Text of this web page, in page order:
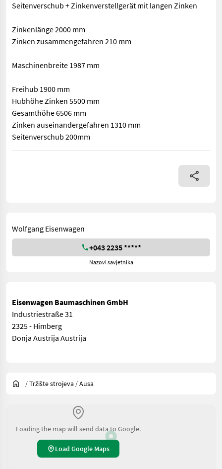
Seitenverschub + Zinkenverstellgerät mit langen Zinken
Zinkenlänge 2000 mm
Zinken zusammengefahren 210 mm
Maschinenbreite 1987 mm
Freihub 1900 mm
Hubhöhe Zinken 5500 mm
Gesamthöhe 6506 mm
Zinken auseinandergefahren 1310 mm
Seitenverschub 200mm
Ausa C500 Hx4 Stapler mit Allradantrieb Kabine mit Heizung
Wolfgang Eisenwagen
+043 2235 *****
Nazovi savjetnika
Eisenwagen Baumaschinen GmbH
Industriestraße 31
2325 - Himberg
Donja Austrija Austrija
/Tržište strojeva /Ausa
Loading the map will send data to Google.
Load Google Maps